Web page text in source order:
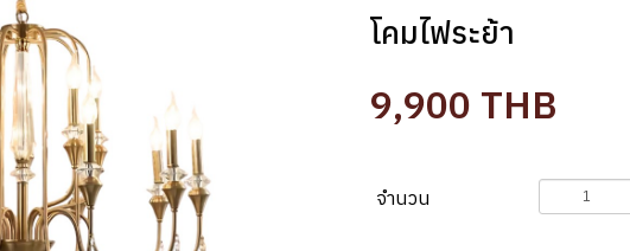
โคมไฟระย้า
9,900 THB
จำนวน